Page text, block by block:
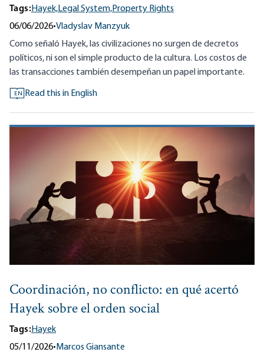
Tags:Hayek,Legal System,Property Rights
06/06/2026•Vladyslav Manzyuk
Como señaló Hayek, las civilizaciones no surgen de decretos
políticos, ni son el simple producto de la cultura. Los costos de
las transacciones también desempeñan un papel importante.
EN Read this in English
Coordinación, no conflicto: en qué acertó
Hayek sobre el orden social
Tags:Hayek
05/11/2026• Marcos Giansante